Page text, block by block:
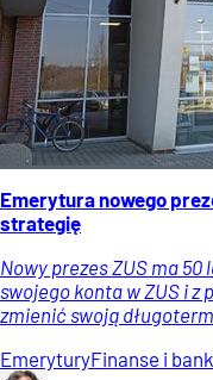
Emerytura nowego
strategię
Nowy prezes ZUS ma
swojego konta w ZUS i
zmienić swoją
EmeryturyFinanse i